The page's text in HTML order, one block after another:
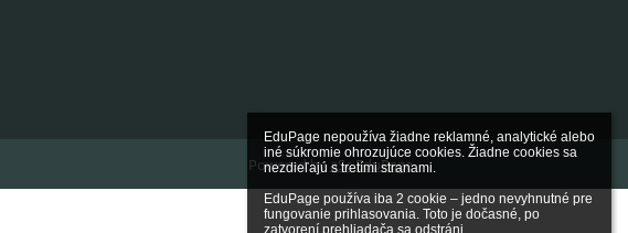
EduPage nepoužíva žiadne reklamné, analytické alebo
iné súkromie ohrozujúce cookies. Žiadne cookies sa
nezdieľajú s tretími stranami.
EduPage používa iba 2 cookie – jedno nevyhnutné pre
fungovanie prihlasovania. Toto je dočasné, po
zatvorení prehliadača sa odstráni.
Powered by aSc EduPage